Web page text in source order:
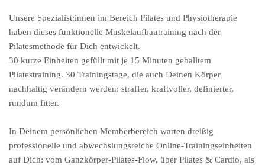
Unsere Spezialist:innen im Bereich Pilates und Physiotherapie
haben dieses funktionelle Muskelaufbautraining nach der
Pilatesmethode für Dich entwickelt.
30 kurze Einheiten gefüllt mit je 15 Minuten geballtem
Pilatestraining. 30 Trainingstage, die auch Deinen Körper
nachhaltig verändern werden: straffer, kraftvoller, definierter,
rundum fitter.
In Deinem persönlichen Memberbereich warten dreißig
professionelle und abwechslungsreiche Online-Trainingseinheiten
auf Dich: vom Ganzkörper-Pilates-Flow, über Pilates & Cardio, als